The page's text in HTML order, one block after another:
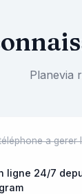
Planevia
a gerer
ligne 24/7